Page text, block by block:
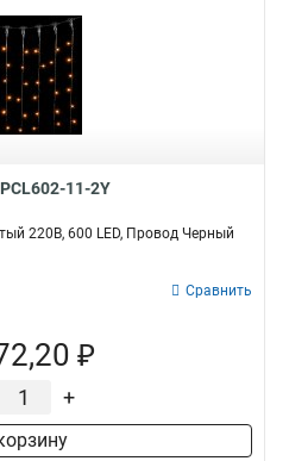
11-2Y
220В, 600 LED, Провод Черный
Сравнить
₽
+